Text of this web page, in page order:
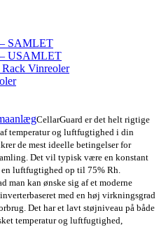
SAMLET
USAMLET
Vinreoler
CellarGuard er det helt rigtige
temperatur og luftfugtighed i din
de mest ideelle betingelser for
Det vil typisk være en konstant
en luftfugtighed op til 75% Rh.
man kan ønske sig af et moderne
med en høj virkningsgrad
Det har et lavt støjniveau på både
temperatur og luftfugtighed,